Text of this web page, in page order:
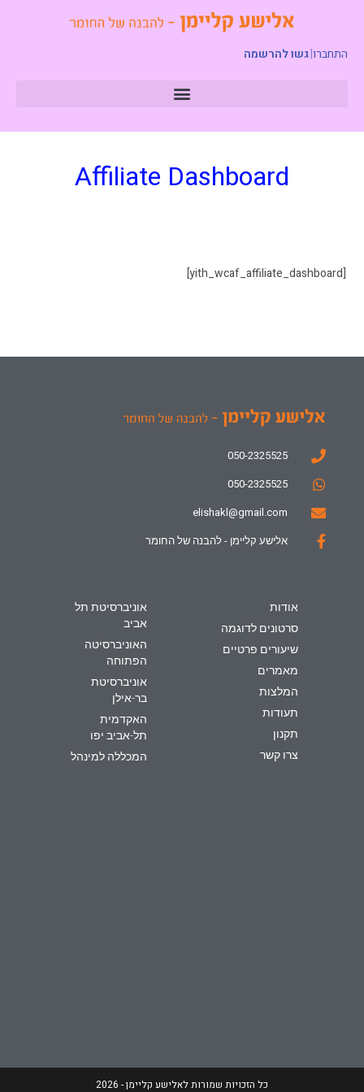
התחברו|גשו להרשמה
Affiliate Dashboard
[yith_wcaf_affiliate_dashboard]
050-2325525
050-2325525
elishakl@gmail.com
אלישע קליימן - להבנה של החומר
אודות
סרטונים לדוגמה
שיעורים פרטיים
מאמרים
המלצות
תעודות
תקנון
צרו קשר
אוניברסיטת תל
אביב
האוניברסיטה
הפתוחה
אוניברסיטת
בר-אילן
האקדמית
תל-אביב יפו
המכללה למינהל
כל הזכויות שמורות לאלישע קליימן - 2026